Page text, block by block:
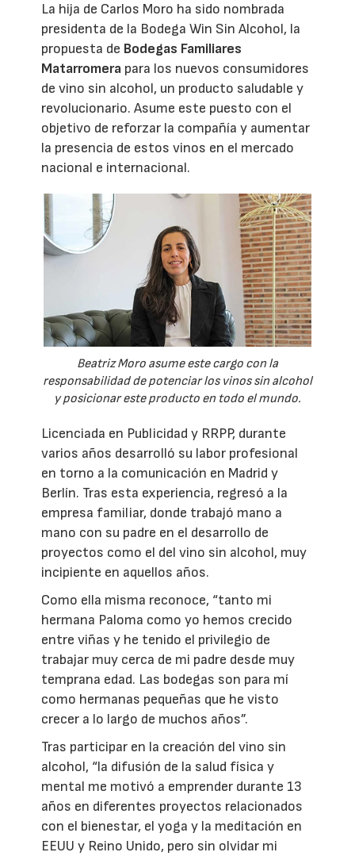
La hija de Carlos Moro ha sido nombrada
presidenta de la Bodega Win Sin Alcohol, la
propuesta de Bodegas Familiares
Matarromera para los nuevos consumidores
de vino sin alcohol, un producto saludable y
revolucionario. Asume este puesto con el
objetivo de reforzar la compañía y aumentar
la presencia de estos vinos en el mercado
nacional e internacional.
Beatriz Moro asume este cargo con la
responsabilidad de potenciar los vinos sin alcohol
y posicionar este producto en todo el mundo.
Licenciada en Publicidad y RRPP, durante
varios años desarrolló su labor profesional
en torno a la comunicación en Madrid y
Berlín. Tras esta experiencia, regresó a la
empresa familiar, donde trabajó mano a
mano con su padre en el desarrollo de
proyectos como el del vino sin alcohol, muy
incipiente en aquellos años.
Como ella misma reconoce, “tanto mi
hermana Paloma como yo hemos crecido
entre viñas y he tenido el privilegio de
trabajar muy cerca de mi padre desde muy
temprana edad. Las bodegas son para mí
como hermanas pequeñas que he visto
crecer a lo largo de muchos años”.
Tras participar en la creación del vino sin
alcohol, “la difusión de la salud física y
mental me motivó a emprender durante 13
años en diferentes proyectos relacionados
con el bienestar, el yoga y la meditación en
EEUU y Reino Unido, pero sin olvidar mi